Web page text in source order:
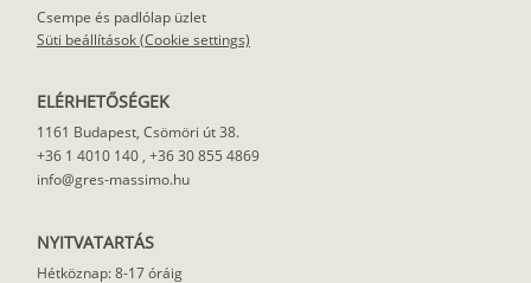
Csempe és padlólap üzlet
Süti beállítások (Cookie settings)
ELÉRHETŐSÉGEK
1161 Budapest, Csömöri út 38.
+36 1 4010 140, +36 30 855 4869
info@gres-massimo.hu
NYITVATARTÁS
Hétköznap: 8-17 óráig